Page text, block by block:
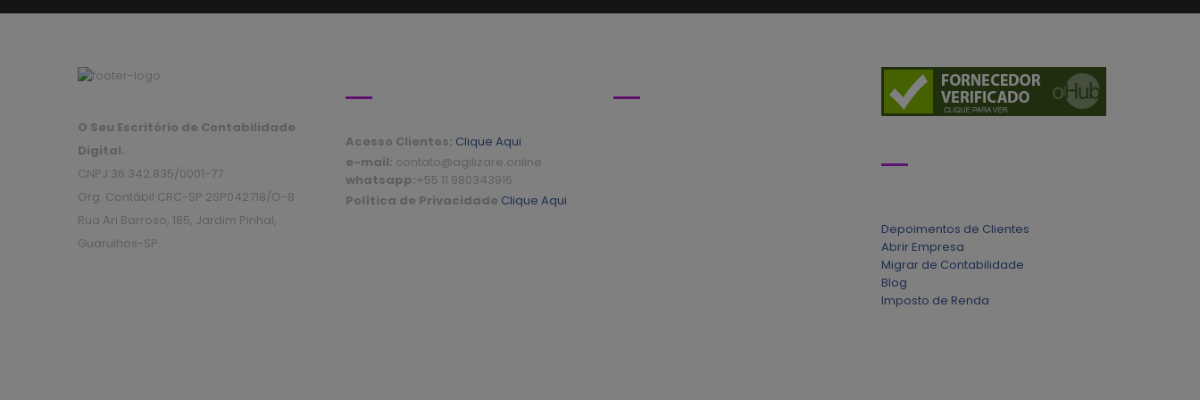
O Seu Escritório de Contabilidade
Digital.
CNPJ 36.342.835/0001-77
Org. Contábil CRC-SP 2SP042718/O-8
Rua Ari Barroso, 185, Jardim Pinhal,
Guarulhos-SP.
Acesso Clientes: Clique Aqui
e-mail: contato@agilizare.online
whatsapp:+55 11 980343916
Política de Privacidade Clique Aqui
Depoimentos de Clientes
Abrir Empresa
Migrar de Contabilidade
Blog
Imposto de Renda